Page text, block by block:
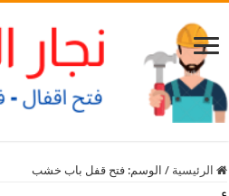
الرئيسية / الوسم:فتح قفل باب خشب